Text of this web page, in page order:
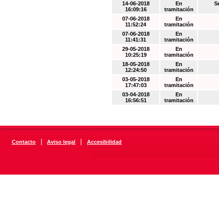
14-06-2018
16:09:16
En
tramitación
07-06-2018
11:52:24
En
tramitación
07-06-2018
11:41:31
En
tramitación
29-05-2018
10:25:19
En
tramitación
18-05-2018
12:24:50
En
tramitación
03-05-2018
17:47:03
En
tramitación
03-04-2018
16:56:51
En
tramitación
Contacto | Aviso legal | Accesibilidad